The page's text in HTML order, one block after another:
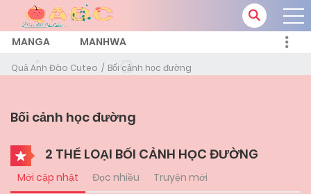
MANGA MANHWA
Quả Anh Đào Cuteo Bối cảnh học đường
Bối cảnh học đường
2 THỂ LOẠI BỐI CẢNH HỌC ĐƯỜNG
Mới cập nhật Đọc nhiều Truyện mới